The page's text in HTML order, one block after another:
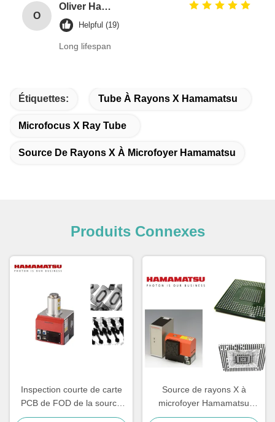
O
Oliver Harris
Helpful (19)
Long lifespan
Étiquettes: Tube À Rayons X Hamamatsu
Microfocus X Ray Tube
Source De Rayons X À Microfoyer Hamamatsu
Produits Connexes
Inspection courte de carte
PCB de FOD de la source
1mm de rayon X de 110kV
Source de rayons X à
microfoyer Hamamatsu
L10951 50W Haute stabilité